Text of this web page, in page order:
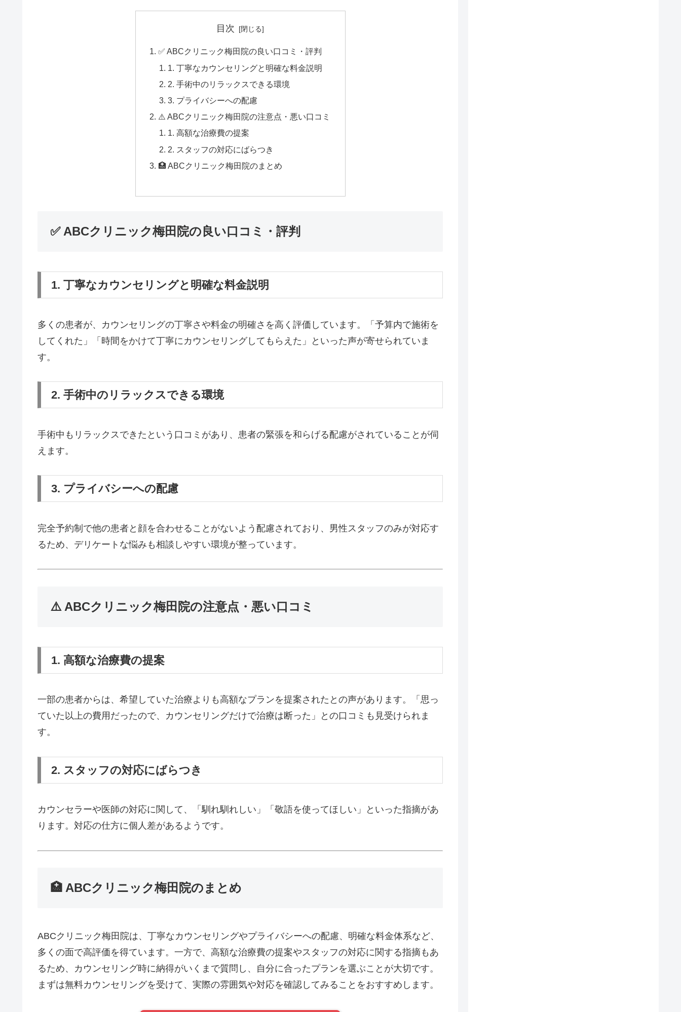
目次
✅ ABCクリニック梅田院の良い口コミ・評判
1. 丁寧なカウンセリングと明確な料金説明
2. 手術中のリラックスできる環境
3. プライバシーへの配慮
⚠️ ABCクリニック梅田院の注意点・悪い口コミ
1. 高額な治療費の提案
2. スタッフの対応にばらつき
🏥 ABCクリニック梅田院のまとめ
✅ ABCクリニック梅田院の良い口コミ・評判
1. 丁寧なカウンセリングと明確な料金説明
多くの患者が、カウンセリングの丁寧さや料金の明確さを高く評価しています。
「予算内で施術を
してくれた」「時間をかけて丁寧にカウンセリングしてもらえた」といった声が寄せられていま
す。
2. 手術中のリラックスできる環境
手術中もリラックスできたという口コミがあり、患者の緊張を和らげる配慮がされていることが伺
えます。
3. プライバシーへの配慮
完全予約制で他の患者と顔を合わせることがないよう配慮されており、男性スタッフのみが対応す
るため、デリケートな悩みも相談しやすい環境が整っています。
⚠️ ABCクリニック梅田院の注意点・悪い口コミ
1. 高額な治療費の提案
一部の患者からは、希望していた治療よりも高額なプランを提案されたとの声があります。
「思っ
ていた以上の費用だったので、カウンセリングだけで治療は断った」との口コミも見受けられま
す。
2. スタッフの対応にばらつき
カウンセラーや医師の対応に関して、「馴れ馴れしい」「敬語を使ってほしい」といった指摘があ
ります。 対応の仕方に個人差があるようです。
🏥 ABCクリニック梅田院のまとめ
ABCクリニック梅田院は、丁寧なカウンセリングやプライバシーへの配慮、明確な料金体系など、
多くの面で高評価を得ています。 一方で、高額な治療費の提案やスタッフの対応に関する指摘もあ
るため、カウンセリング時に納得がいくまで質問し、自分に合ったプランを選ぶことが大切です。
まずは無料カウンセリングを受けて、実際の雰囲気や対応を確認してみることをおすすめします。